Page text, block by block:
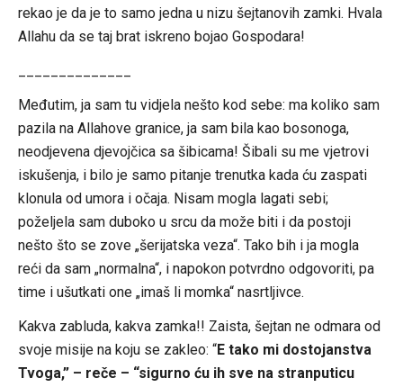
rekao je da je to samo jedna u nizu šejtanovih zamki. Hvala
Allahu da se taj brat iskreno bojao Gospodara!
Međutim, ja sam tu vidjela nešto kod sebe: ma koliko sam
pazila na Allahove granice, ja sam bila kao bosonoga,
neodjevena djevojčica sa šibicama! Šibali su me vjetrovi
iskušenja, i bilo je samo pitanje trenutka kada ću zaspati
klonula od umora i očaja. Nisam mogla lagati sebi;
poželjela sam duboko u srcu da može biti i da postoji
nešto što se zove „šerijatska veza“. Tako bih i ja mogla
reći da sam „normalna“, i napokon potvrdno odgovoriti, pa
time i ušutkati one „imaš li momka“ nasrtljivce.
Kakva zabluda, kakva zamka!! Zaista, šejtan ne odmara od
svoje misije na koju se zakleo: “E tako mi dostojanstva
Tvoga,” – reče – “sigurno ću ih sve na stranputicu